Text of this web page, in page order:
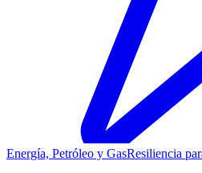
Energía, Petróleo y GasResiliencia